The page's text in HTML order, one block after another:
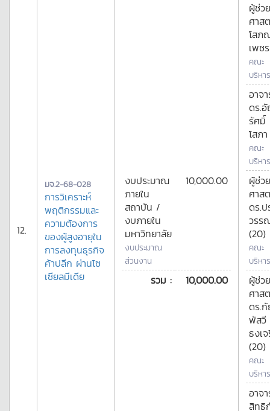
12.
มจ.2-68-028
การวิเคราะห์
พฤติกรรมและ
ความต้องการ
ของผู้สูงอายุใน
การลงทุนธุรกิจ
ค้าปลีก ผ่านโซ
เซียลมีเดีย
งบประมาณ
ภายใน
สถาบัน /
งบภายใน
มหาวิทยาลัย
งบประมาณ
ส่วนงาน
10,000.00
รวม : 10,000.00
ผู้ช่วย
ศาส
โสภ
เพช
คณะ
บริหา
อาจ
ดร.
รัศมิ์
โสภ
คณะ
บริหา
ผู้ช่วย
ศาส
ดร.ป
วรร
(20)
คณะ
บริหา
ผู้ช่วย
ศาส
ดร.
พัสวี
ธงเ
(20)
คณะ
บริหา
อาจ
สิทธิ